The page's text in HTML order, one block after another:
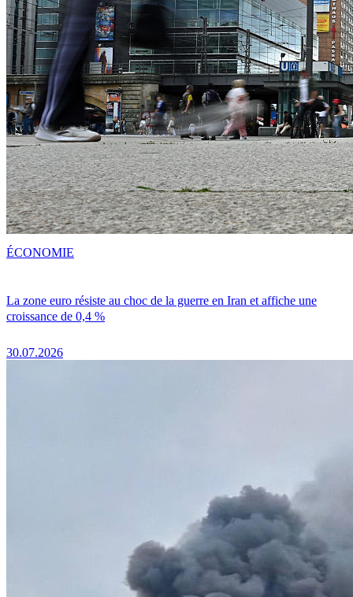
La zone euro résiste au choc de la guerre en Iran et affiche une
croissance de 0,4 %
30.07.2026
ÉCONOMIE